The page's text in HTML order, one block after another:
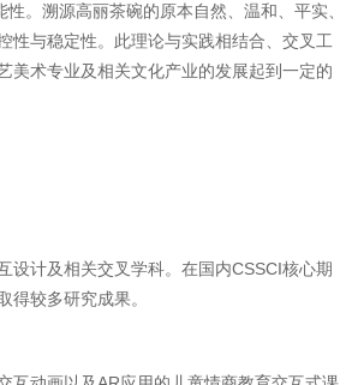
。溯源高丽茶碗的原本自然、温和、平实、
性与稳定性。此理论与实践相结合、交叉工
美术专业及相关文化产业的发展起到一定的
设计及相关交叉学科。在国内CSSCI核心期
较多研究成果。